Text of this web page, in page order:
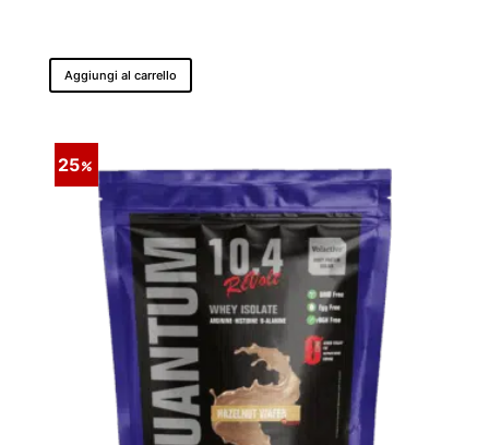
72,90 €.
54,68 €.
Aggiungi al carrello
25